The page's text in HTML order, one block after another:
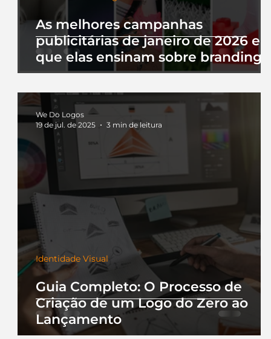
As melhores campanhas
publicitárias de janeiro de 2026 e
que elas ensinam sobre branding
Guia Completo: O Processo de
Criação de um Logo do Zero ao
Lançamento
Identidade Visual
We Do Logos
19 de jul. de 2025
3 min de leitura